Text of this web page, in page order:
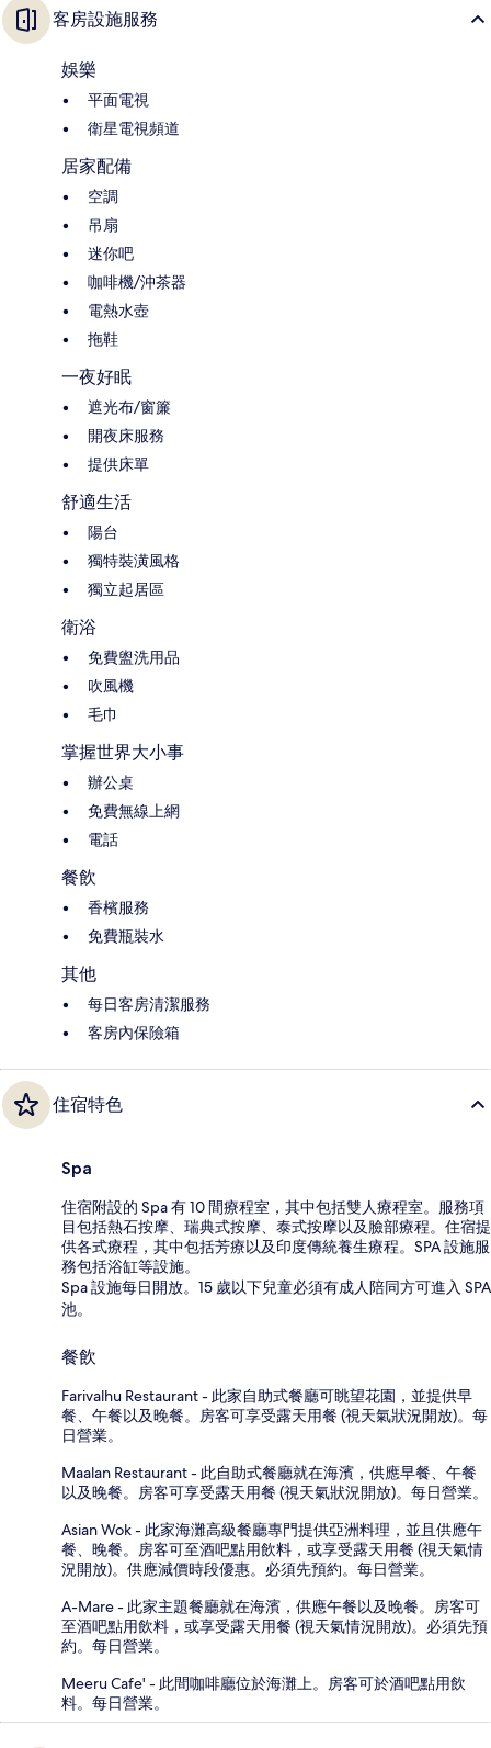
客房設施服務
娛樂
平面電視
衛星電視頻道
居家配備
空調
吊扇
迷你吧
咖啡機/沖茶器
電熱水壺
拖鞋
一夜好眠
遮光布/窗簾
開夜床服務
提供床單
舒適生活
陽台
獨特裝潢風格
獨立起居區
衛浴
免費盥洗用品
吹風機
毛巾
掌握世界大小事
辦公桌
免費無線上網
電話
餐飲
香檳服務
免費瓶裝水
其他
每日客房清潔服務
客房內保險箱
住宿特色
Spa
住宿附設的 Spa 有 10 間療程室，其中包括雙人療程室。服務項
目包括熱石按摩、瑞典式按摩、泰式按摩以及臉部療程。住宿提
供各式療程，其中包括芳療以及印度傳統養生療程。SPA 設施服
務包括浴缸等設施。
Spa 設施每日開放。15 歲以下兒童必須有成人陪同方可進入 SPA
池。
餐飲
Farivalhu Restaurant - 此家自助式餐廳可眺望花園，並提供早
餐、午餐以及晚餐。房客可享受露天用餐 (視天氣狀況開放)。每
日營業。
Maalan Restaurant - 此自助式餐廳就在海濱，供應早餐、午餐
以及晚餐。房客可享受露天用餐 (視天氣狀況開放)。每日營業。
Asian Wok - 此家海灘高級餐廳專門提供亞洲料理，並且供應午
餐、晚餐。房客可至酒吧點用飲料，或享受露天用餐 (視天氣情
況開放)。供應減價時段優惠。必須先預約。每日營業。
A-Mare - 此家主題餐廳就在海濱，供應午餐以及晚餐。房客可
至酒吧點用飲料，或享受露天用餐 (視天氣情況開放)。必須先預
約。每日營業。
Meeru Cafe' - 此間咖啡廳位於海灘上。房客可於酒吧點用飲
料。每日營業。